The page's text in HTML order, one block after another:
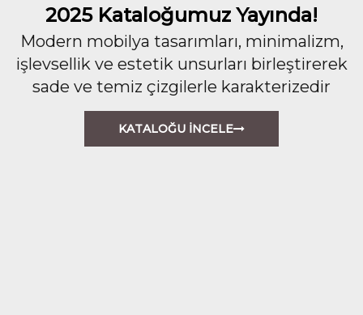
2025 Kataloğumuz Yayında!
Modern mobilya tasarımları, minimalizm,
işlevsellik ve estetik unsurları birleştirerek
sade ve temiz çizgilerle karakterizedir
KATALOĞU İNCELE